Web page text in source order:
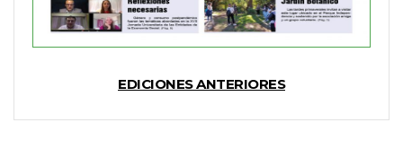
EDICIONES ANTERIORES